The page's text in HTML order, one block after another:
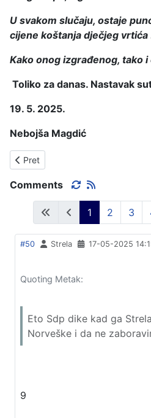
U svakom slučaju, ostaje
cijene koštanja dječjeg vrtića
Kako onog izgrađenog, tako
Toliko za danas. Nastavak
19. 5. 2025.
Nebojša Magdić
Prethodni članak: BESPOSLEN
Pret
Comments
1 2 3
#50 Strela 17-05-2025
Quoting Metak:
Eto Sdp dike kad ga
Norveške i da ne
9